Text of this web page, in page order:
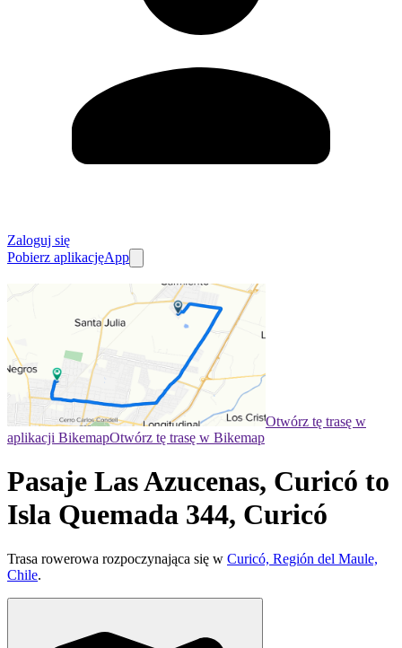
Zaloguj się
Pobierz aplikacjęApp
Otwórz tę trasę w
aplikacji BikemapOtwórz tę trasę w Bikemap
Pasaje Las Azucenas, Curicó to
Isla Quemada 344, Curicó
Trasa rowerowa rozpoczynająca się w Curicó, Región del Maule,
Chile.